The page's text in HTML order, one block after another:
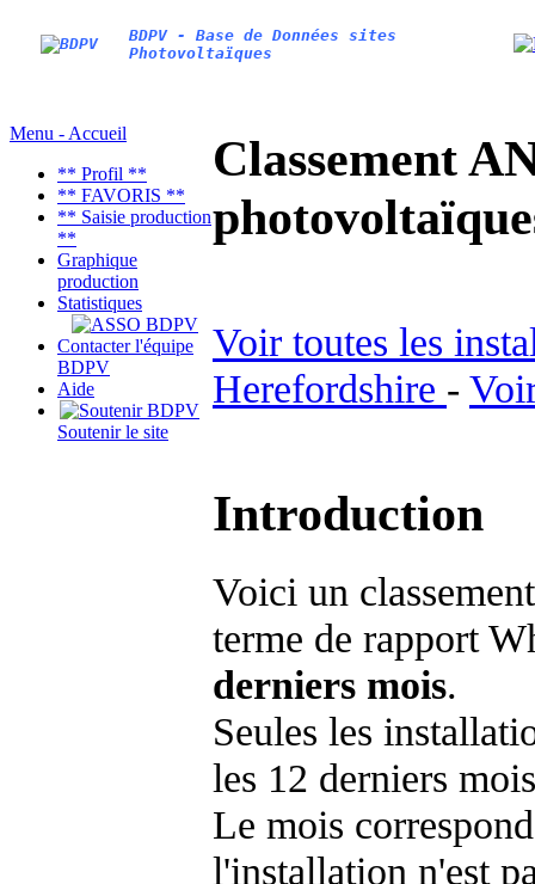
BDPV - Base de Données sites
Photovoltaïques
Menu - Accueil
** Profil **
** FAVORIS **
** Saisie production
**
Graphique
production
Statistiques
Contacter l'équipe
BDPV
Aide
Soutenir le site
Classement
Voir toutes les
Herefordshire -
Introduction
Voici un
terme de rapport
derniers mois.
Seules les
les 12 derniers
Le mois
l'installation n'est